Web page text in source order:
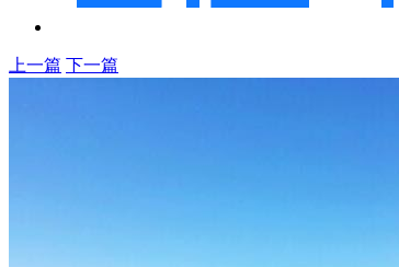
上一篇 下一篇